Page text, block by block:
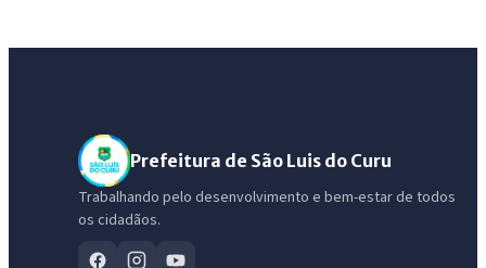
Prefeitura de São Luis do Curu
Trabalhando pelo desenvolvimento e bem-estar de todos
os cidadãos.